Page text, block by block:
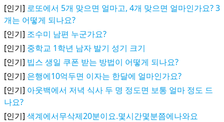
[인기] 로또에서 5개 맞으면 얼마고, 4개 맞으면 얼마인가요? 3
개는 어떻게 되나요?
[인기] 조수미 남편 누군가요?
[인기] 중학교 1학년 남자 발기 성기 크기
[인기] 빕스 생일 쿠폰 받는 방법이 어떻게 되나요?
[인기] 은행에10억두면 이자는 한달에 얼마인가요?
[인기] 아웃백에서 저녁 식사 두 명 정도면 보통 얼마 정도 드
나요?
[인기] 색계에서무삭제20분이요.몇시간몇분쯤에나와요